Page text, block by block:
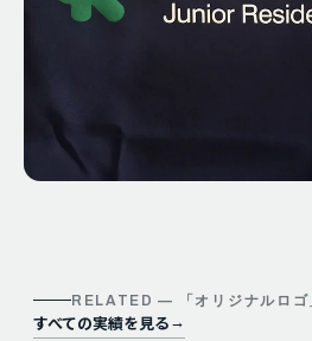
RELATED — 「オリジナルロゴ
すべての実績を見る →